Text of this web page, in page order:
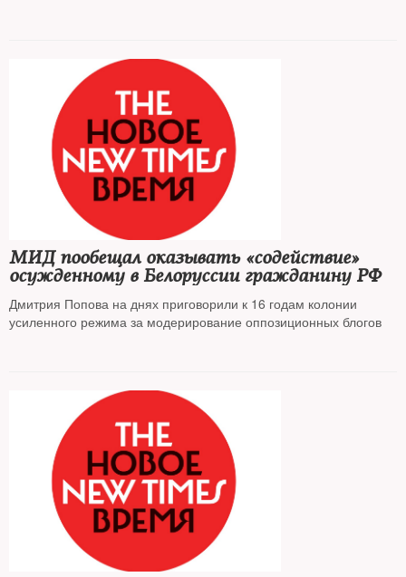
МИД пообещал оказывать «содействие»
осужденному в Белоруссии гражданину РФ
Дмитрия Попова на днях приговорили к 16 годам колонии
усиленного режима за модерирование оппозиционных блогов